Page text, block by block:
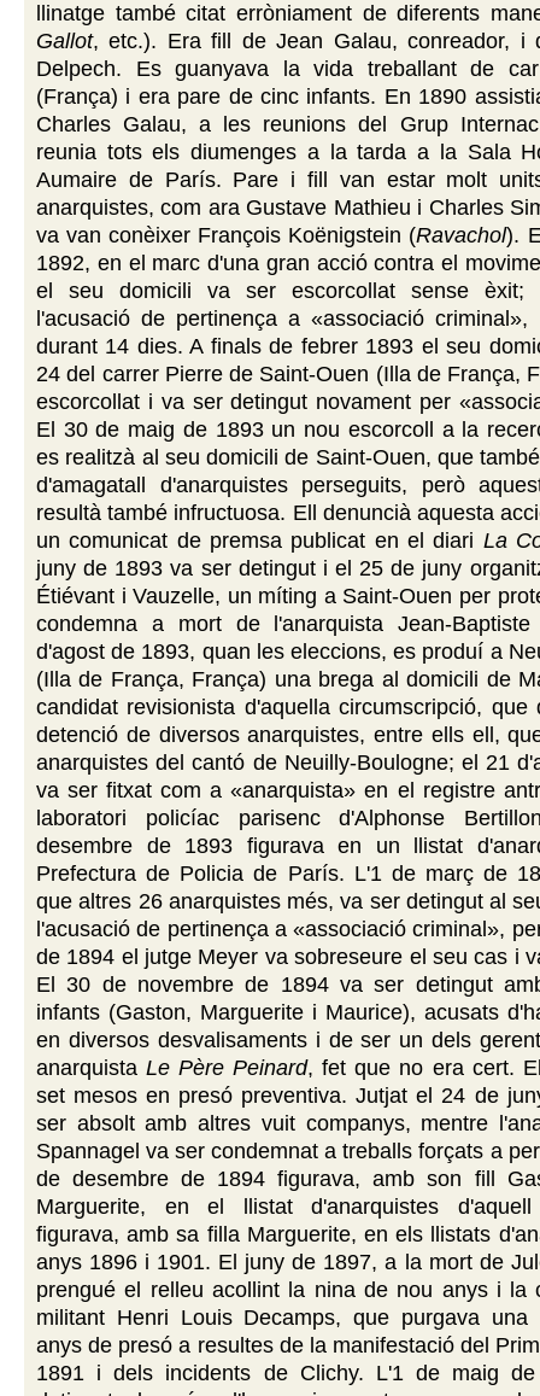
llinatge també citat erròniament de diferents
Gallot, etc.). Era fill de Jean Galau, conreador, i
Delpech. Es guanyava la vida treballant de
(França) i era pare de cinc infants. En 1890
Charles Galau, a les reunions del Grup
reunia tots els diumenges a la tarda a la Sala
Aumaire de París. Pare i fill van estar molt
anarquistes, com ara Gustave Mathieu i Charles
va van conèixer François Koënigstein (Ravachol).
1892, en el marc d'una gran acció contra el
el seu domicili va ser escorcollat sense èxit;
l'acusació de pertinença a «associació
durant 14 dies. A finals de febrer 1893 el seu
24 del carrer Pierre de Saint-Ouen (Illa de França,
escorcollat i va ser detingut novament per
El 30 de maig de 1893 un nou escorcoll a la
es realitzà al seu domicili de Saint-Ouen, que
d'amagatall d'anarquistes perseguits, però
resultà també infructuosa. Ell denuncià aquesta
un comunicat de premsa publicat en el diari La
juny de 1893 va ser detingut i el 25 de juny
Étiévant i Vauzelle, un míting a Saint-Ouen per
condemna a mort de l'anarquista Jean-
d'agost de 1893, quan les eleccions, es produí a
(Illa de França, França) una brega al domicili de
candidat revisionista d'aquella circumscripció,
detenció de diversos anarquistes, entre ells ell,
anarquistes del cantó de Neuilly-Boulogne; el 21
va ser fitxat com a «anarquista» en el registre
laboratori policíac parisenc d'Alphonse
desembre de 1893 figurava en un llistat
Prefectura de Policia de París. L'1 de març de
que altres 26 anarquistes més, va ser detingut al
l'acusació de pertinença a «associació criminal»,
de 1894 el jutge Meyer va sobreseure el seu cas i
El 30 de novembre de 1894 va ser detingut
infants (Gaston, Marguerite i Maurice), acusats
en diversos desvalisaments i de ser un dels
anarquistaLe Père Peinard, fet que no era cert.
set mesos en presó preventiva. Jutjat el 24 de
ser absolt amb altres vuit companys, mentre
Spannagel va ser condemnat a treballs forçats a
de desembre de 1894 figurava, amb son fill
Marguerite, en el llistat d'anarquistes
figurava, amb sa filla Marguerite, en els llistats
anys 1896 i 1901. El juny de 1897, a la mort de
prengué el relleu acollint la nina de nou anys i la
militant Henri Louis Decamps, que purgava
anys de presó a resultes de la manifestació del
1891 i dels incidents de Clichy. L'1 de maig